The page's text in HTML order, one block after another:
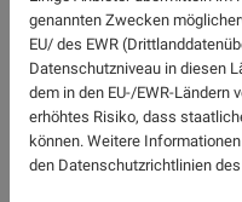
Beratung ist
auch als
Besondere Gründe für
genannten Zwecken
EU/ des EWR
Datenschutzniveau in diesen
dem in den EU-/EWR-Ländern
erhöhtes Risiko, dass
können. Weitere
den Datenschutzrichtlinien